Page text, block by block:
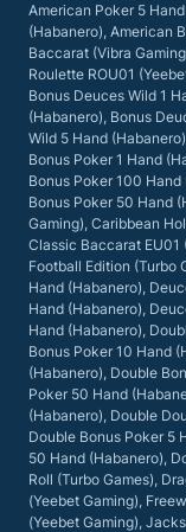
American Poker 5
(Habanero), American
Baccarat (Vibra
Roulette ROU01
Bonus Deuces Wild 1
(Habanero), Bonus
Wild 5 Hand
Bonus Poker 1 Hand
Bonus Poker 100
Bonus Poker 50 Hand
Gaming), Caribbean
Classic Baccarat EU01
Football Edition (Turbo
Hand (Habanero),
Hand (Habanero),
Hand (Habanero),
Bonus Poker 10 Hand
(Habanero), Double
Poker 50 Hand
(Habanero), Double
Double Bonus Poker 5
50 Hand (Habanero),
Roll (Turbo Games),
(Yeebet Gaming),
(Yeebet Gaming),